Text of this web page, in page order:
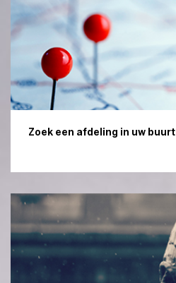
Zoek een afdeling in uw buurt